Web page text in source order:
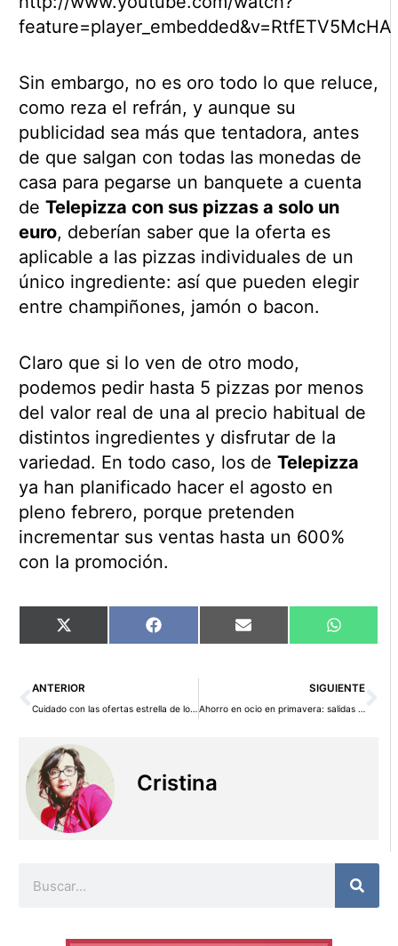
feature=player_embedded&v=RtfETV5McHA
Sin embargo, no es oro todo lo que reluce,
como reza el refrán, y aunque su
publicidad sea más que tentadora, antes
de que salgan con todas las monedas de
casa para pegarse un banquete a cuenta
de Telepizza con sus pizzas a solo un
euro, deberían saber que la oferta es
aplicable a las pizzas individuales de un
único ingrediente: así que pueden elegir
entre champiñones, jamón o bacon.
Claro que si lo ven de otro modo,
podemos pedir hasta 5 pizzas por menos
del valor real de una al precio habitual de
distintos ingredientes y disfrutar de la
variedad. En todo caso, los de Telepizza
ya han planificado hacer el agosto en
pleno febrero, porque pretenden
incrementar sus ventas hasta un 600%
con la promoción.
Compartir
en
X
(Twitter)
Compartir
en
Facebook Compartir
en
Email
en
Ant
ANTERIOR
Cuidado con las ofertas estrella de los supermercados
SIGUIENTE
Ahorro en ocio en primavera: salidas con la familia
Cristina